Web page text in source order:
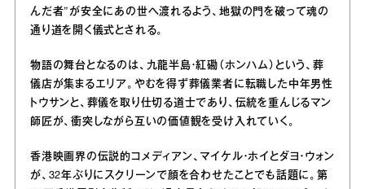
んだ者”が安全にあの世へ渡れるよう、地獄の門を破って魂の
通り道を開く儀式とされる。
物語の舞台となるのは、九龍半島・紅磡（ホンハム）という、葬
儀店が集まるエリア。やむを得ず葬儀業者に転職した中年男性
トウサンと、葬儀を取り仕切る道士であり、伝統を重んじるマン
師匠が、衝突しながら互いの価値観を受け入れていく。
香港映画界の伝説的コメディアン、マイケル・ホイとダヨ・ウォン
が、32年ぶりにスクリーンで顔を合わせたことでも話題に。第